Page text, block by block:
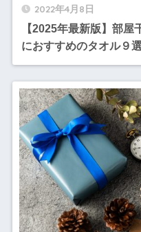
2022年4月8日
【2025年最新版】部
におすすめのタオル９選